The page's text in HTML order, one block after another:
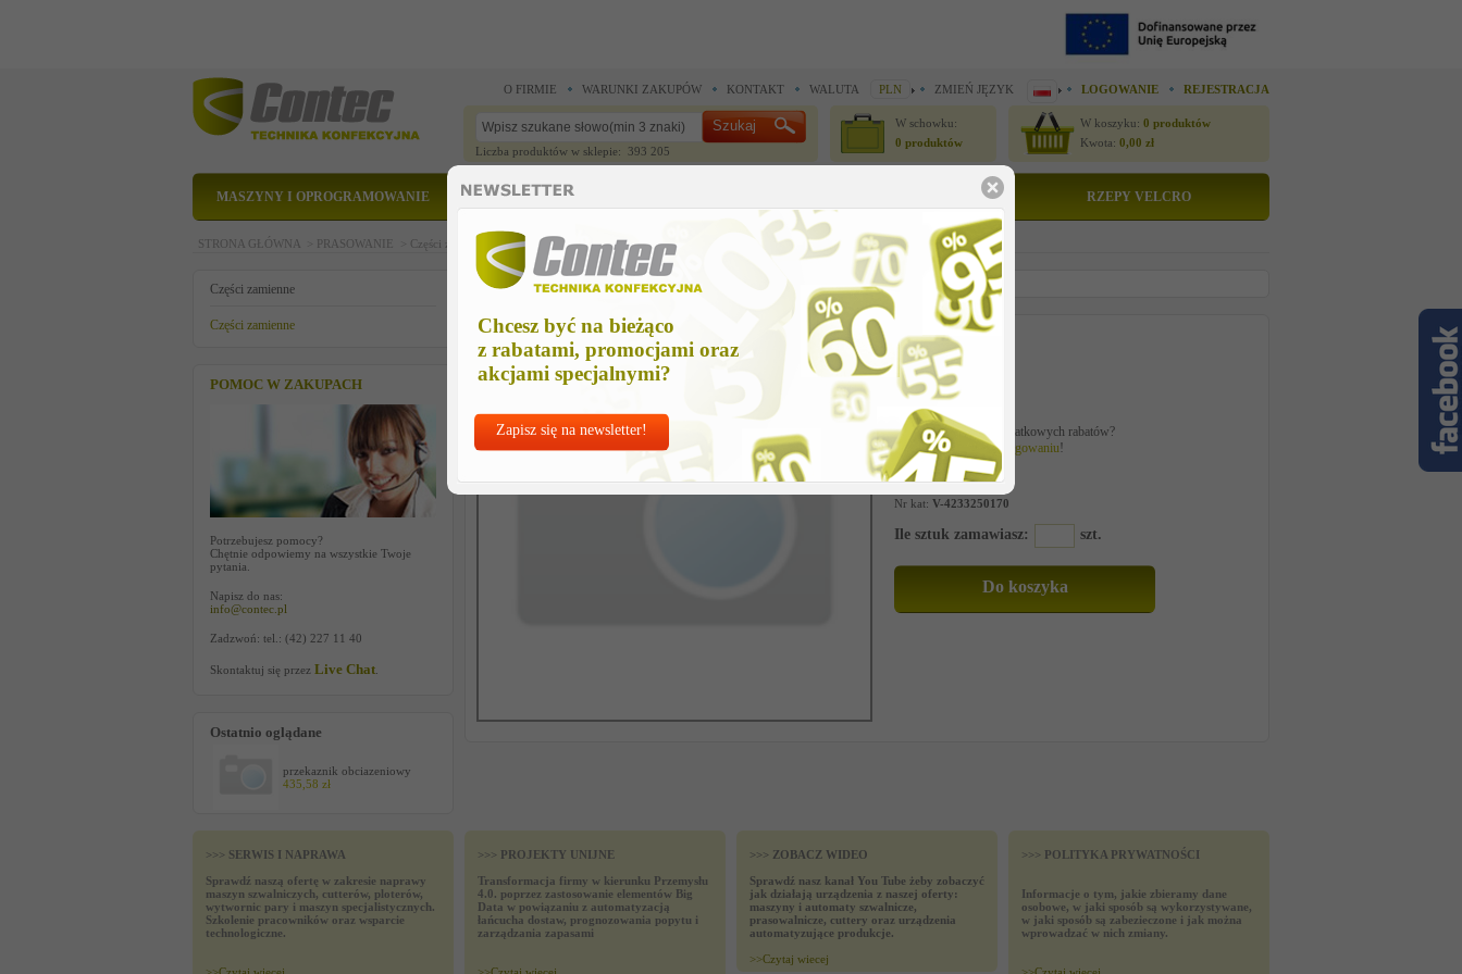
Chcesz być na bieżąco
z rabatami, promocjami oraz
akcjami specjalnymi?
Zapisz się na newsletter!
O FIRMIE WARUNKI ZAKUPÓW KONTAKT WALUTA PLN ZMIEŃ JĘZYK LOGOWANIE REJESTRACJA
Liczba produktów w sklepie: 393 205
W schowku:
0 produktów
W koszyku: 0 produktów
Kwota: 0,00 zł
MASZYNY I OPROGRAMOWANIE CZĘŚCI ZAMIENNE RZEPY VELCRO
STRONA GŁÓWNA > PRASOWANIE > Części zamienne >Części zamienne > przekaznik obciazeniowy
Części zamienne
Części zamienne
POMOC W ZAKUPACH
Potrzebujesz pomocy?
Chętnie odpowiemy na wszystkie Twoje
pytania.
Napisz do nas:
info@contec.pl
Zadzwoń: tel.: (42) 227 11 40
Skontaktuj się przez Live Chat
Ostatnio oglądane
przekaznik obciazeniowy
435,58 zł
przekaznik obciazeniowy
Cena netto
435,58 zł
Chcesz korzystać z dodatkowych rabatów?
Najlepszeceny pozalogowaniu!
Nr kat: V-4233250170
Ile sztuk zamawiasz: szt.
>>> SERWIS I NAPRAWA
Sprawdź naszą ofertę w zakresie naprawy
maszyn szwalniczych, cutterów, ploterów,
wytwornic pary i maszyn specjalistycznych.
Szkolenie pracowników oraz wsparcie
technologiczne.
>>> PROJEKTY UNIJNE
Transformacja firmy w kierunku Przemysłu
4.0. poprzez zastosowanie elementów Big
Data w powiązaniu z automatyzacją
łańcucha dostaw, prognozowania popytu i
zarządzania zapasami
>>> ZOBACZ WIDEO
Sprawdź nasz kanał You Tube żeby zobaczyć
jak działają urządzenia z naszej oferty:
maszyny i automaty szwalnicze,
prasowalnicze, cuttery oraz urządzenia
automatyzujące produkcje.
>>Czytaj wiecej
>>> POLITYKA PRYWATNOŚCI
Informacje o tym, jakie zbieramy dane
osobowe, w jaki sposób są wykorzystywane,
w jaki sposób są zabezieczone i jak można
wprowadzać w nich zmiany.